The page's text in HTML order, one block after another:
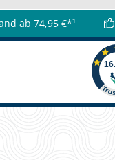
ab 74,95 €*¹